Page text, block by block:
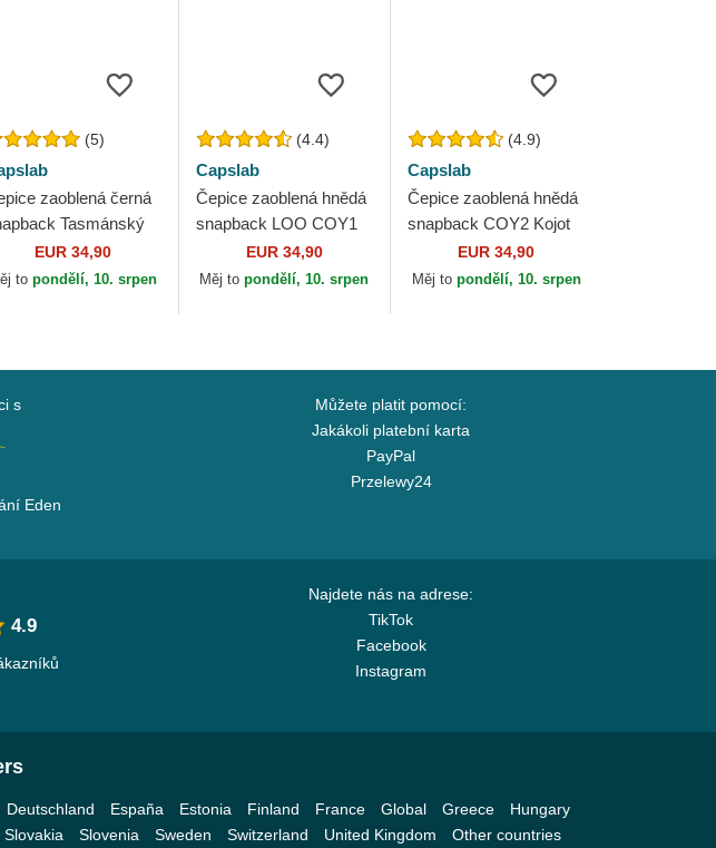
(5)
zaoblená černá
Tasmánský
Looney Tunes
EUR 34,90
topondělí, 10. srpen
(4.4)
Capslab
Čepice zaoblená hnědá
snapback LOO COY1
Kojot Looney Tunes
Capslab
EUR 34,90
Měj topondělí, 10. srpen
(4.9)
Capslab
Čepice zaoblená hnědá
snapback COY2 Kojot
Looney Tunes Capslab
EUR 34,90
Měj to pondělí, 10. srpen
s
Eden
Můžete platit pomocí:
Jakákoli platební karta
PayPal
Przelewy24
Najdete nás na adrese:
TikTok
Facebook
Instagram
4.9
Deutschland España Estonia Finland France Global Greece
Hungary
Slovakia Slovenia Sweden Switzerland United Kingdom Other countries